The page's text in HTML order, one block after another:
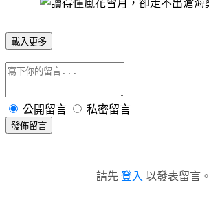
載入更多
公開留言 私密留言
發佈留言
請先 登入 以發表留言。